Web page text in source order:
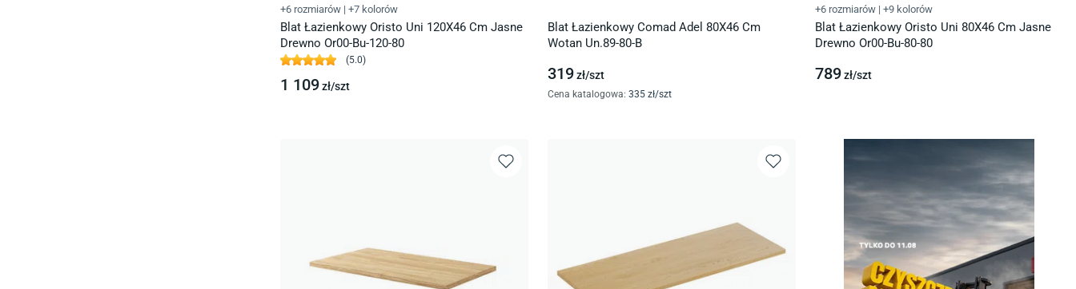
+6 rozmiarów | +7 kolorów
Blat Łazienkowy Oristo Uni 120X46 Cm Jasne
Drewno Or00-Bu-120-80
(5.0)
1 109zł/szt
Blat Łazienkowy Comad Adel 80X46 Cm
Wotan Un.89-80-B
319zł/szt
Cena katalogowa: 335 zł/szt
+6 rozmiarów | +9 kolorów
Blat Łazienkowy Oristo Uni 80X46 Cm Jasne
Drewno Or00-Bu-80-80
789zł/szt